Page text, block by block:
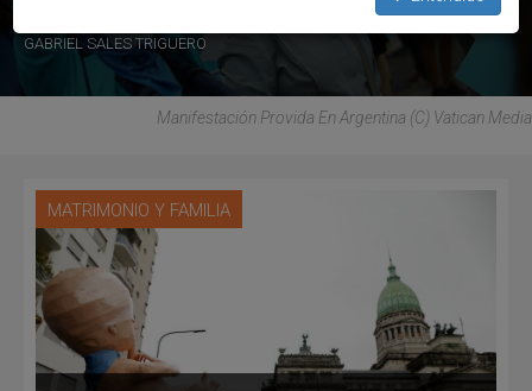
GABRIEL SALES TRIGUERO
Manifestación Provida En Argentina (C) Vatican Media
MATRIMONIO Y FAMILIA